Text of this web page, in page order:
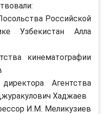
Российской
Узбекистан Алла
кинематографии
Агентства
Хаджаев
И.М. Меликузиев